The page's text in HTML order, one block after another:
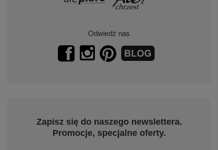
Odwiedź nas
Zapisz się do naszego newslettera.
Promocje, specjalne oferty.